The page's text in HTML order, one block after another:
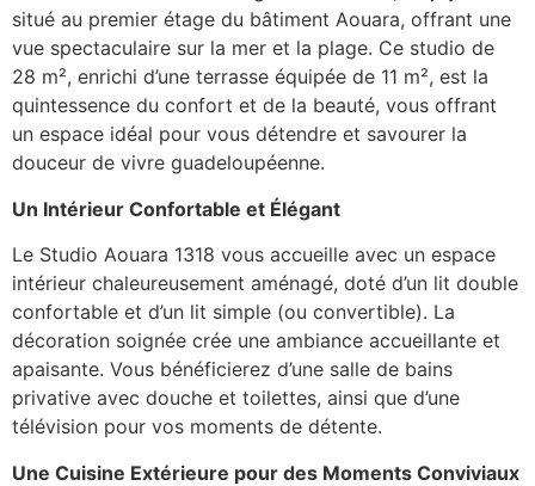
situé au premier étage du bâtiment Aouara, offrant une
vue spectaculaire sur la mer et la plage. Ce studio de
28 m², enrichi d’une terrasse équipée de 11 m², est la
quintessence du confort et de la beauté, vous offrant
un espace idéal pour vous détendre et savourer la
douceur de vivre guadeloupéenne.
Un Intérieur Confortable et Élégant
Le Studio Aouara 1318 vous accueille avec un espace
intérieur chaleureusement aménagé, doté d’un lit double
confortable et d’un lit simple (ou convertible). La
décoration soignée crée une ambiance accueillante et
apaisante. Vous bénéficierez d’une salle de bains
privative avec douche et toilettes, ainsi que d’une
télévision pour vos moments de détente.
Une Cuisine Extérieure pour des Moments Conviviaux